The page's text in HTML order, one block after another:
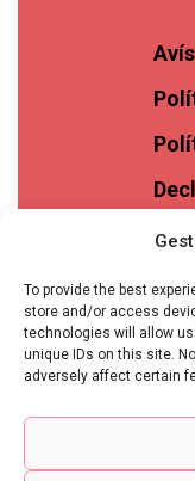
To provide the best
store and/or access
technologies will allow
unique IDs on this site.
adversely affect certain